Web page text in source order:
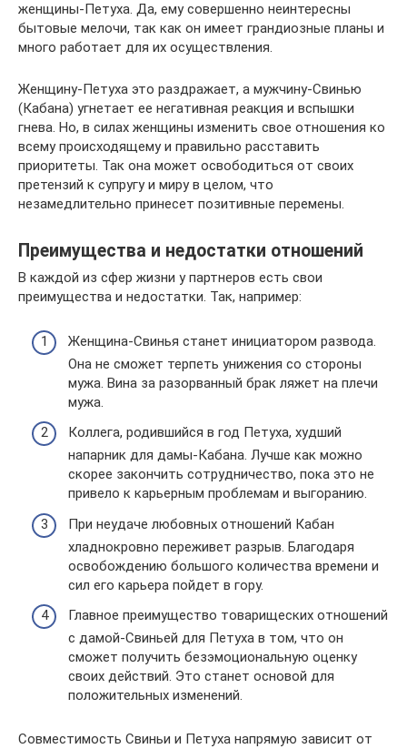
женщины-Петуха. Да, ему совершенно неинтересны
бытовые мелочи, так как он имеет грандиозные планы и
много работает для их осуществления.
Женщину-Петуха это раздражает, а мужчину-Свинью
(Кабана) угнетает ее негативная реакция и вспышки
гнева. Но, в силах женщины изменить свое отношения ко
всему происходящему и правильно расставить
приоритеты. Так она может освободиться от своих
претензий к супругу и миру в целом, что
незамедлительно принесет позитивные перемены.
Преимущества и недостатки отношений
В каждой из сфер жизни у партнеров есть свои
преимущества и недостатки. Так, например:
Женщина-Свинья станет инициатором развода.
Она не сможет терпеть унижения со стороны
мужа. Вина за разорванный брак ляжет на плечи
мужа.
Коллега, родившийся в год Петуха, худший
напарник для дамы-Кабана. Лучше как можно
скорее закончить сотрудничество, пока это не
привело к карьерным проблемам и выгоранию.
При неудаче любовных отношений Кабан
хладнокровно переживет разрыв. Благодаря
освобождению большого количества времени и
сил его карьера пойдет в гору.
Главное преимущество товарищеских отношений
с дамой-Свиньей для Петуха в том, что он
сможет получить безэмоциональную оценку
своих действий. Это станет основой для
положительных изменений.
Совместимость Свиньи и Петуха напрямую зависит от